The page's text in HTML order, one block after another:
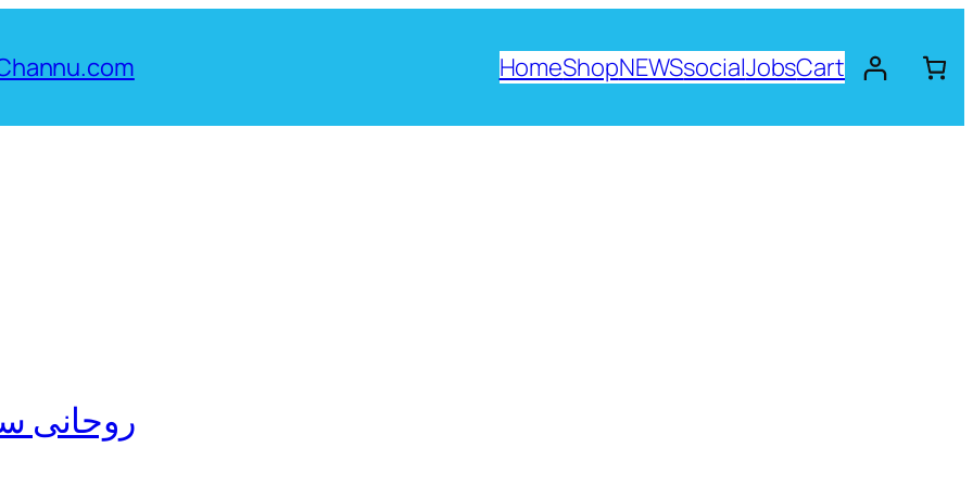
HomeShopNEWSsocialJobsCart
روحانی